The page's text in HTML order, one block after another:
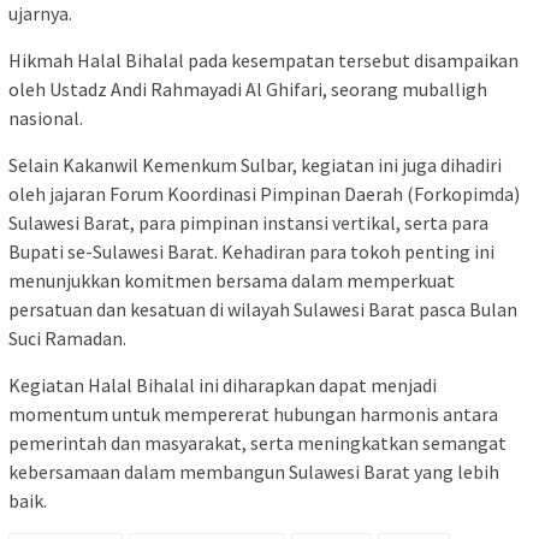
ujarnya.
Hikmah Halal Bihalal pada kesempatan tersebut disampaikan
oleh Ustadz Andi Rahmayadi Al Ghifari, seorang muballigh
nasional.
Selain Kakanwil Kemenkum Sulbar, kegiatan ini juga dihadiri
oleh jajaran Forum Koordinasi Pimpinan Daerah (Forkopimda)
Sulawesi Barat, para pimpinan instansi vertikal, serta para
Bupati se-Sulawesi Barat. Kehadiran para tokoh penting ini
menunjukkan komitmen bersama dalam memperkuat
persatuan dan kesatuan di wilayah Sulawesi Barat pasca Bulan
Suci Ramadan.
Kegiatan Halal Bihalal ini diharapkan dapat menjadi
momentum untuk mempererat hubungan harmonis antara
pemerintah dan masyarakat, serta meningkatkan semangat
kebersamaan dalam membangun Sulawesi Barat yang lebih
baik.